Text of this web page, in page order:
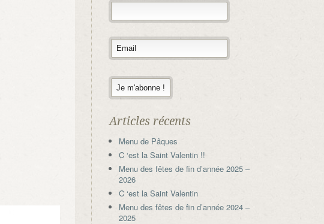
Articles récents
Menu de Pâques
C ‘est la Saint Valentin !!
Menu des fêtes de fin d’année 2025 –
2026
C ‘est la Saint Valentin
Menu des fêtes de fin d’année 2024 –
2025